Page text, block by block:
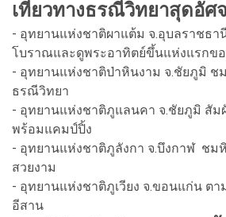
เที่ยวทางธรณีวิทยาสุดอัศ
- อุทยานแห่งชาติผาแต้ม จ.อุบลราชธา
โบราณและดูพระอาทิตย์ขึ้นแห่งแรกขอ
- อุทยานแห่งชาติป่าหินงาม จ.ชัยภูมิ ช
ธรณีวิทยา
- อุทยานแห่งชาติภูแลนคา จ.ชัยภูมิ สั
พร้อมแคมป์ปิ้ง
- อุทยานแห่งชาติภูลังกา จ.บึงกาฬ ชม
สวยงาม
- อุทยานแห่งชาติภูเวียง จ.ขอนแก่น ตา
อีสาน